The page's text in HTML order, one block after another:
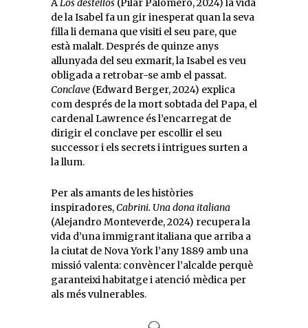
ALos destellos (Pilar Palomero, 2024) la vida
de la Isabel fa un gir inesperat quan la seva
filla li demana que visiti el seu pare, que
està malalt. Després de quinze anys
allunyada del seu exmarit, la Isabel es veu
obligada a retrobar-se amb el passat.
Conclave (Edward Berger, 2024) explica
com després de la mort sobtada del Papa, el
cardenal Lawrence és l’encarregat de
dirigir el conclave per escollir el seu
successor i els secrets i intrigues surten a
la llum.
Per als amants de les històries
inspiradores,Cabrini. Una dona italiana
(Alejandro Monteverde, 2024) recupera la
vida d’una immigrant italiana que arriba a
la ciutat de Nova York l’any 1889 amb una
missió valenta: convèncer l’alcalde perquè
garanteixi habitatge i atenció mèdica per
als més vulnerables.